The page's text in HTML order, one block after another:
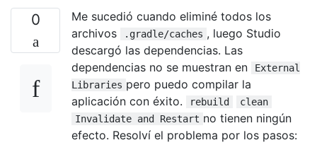
0
Me sucedió cuando eliminé todos los
archivos
.gradle/caches , luego Studio
descargó las dependencias. Las
dependencias no se muestran en
External
Libraries pero puedo compilar la
aplicación con éxito.
rebuild
clean
Invalidate and Restart no tienen ningún
efecto. Resolví el problema por los pasos: